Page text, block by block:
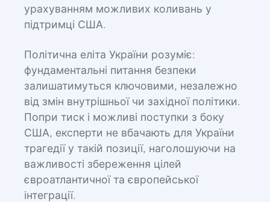
урахуванням можливих коливань у
підтримці США.
Політична еліта України розуміє:
фундаментальні питання безпеки
залишатимуться ключовими, незалежно
від змін внутрішньої чи західної політики.
Попри тиск і можливі поступки з боку
США, експерти не вбачають для України
трагедії у такій позиції, наголошуючи на
важливості збереження цілей
євроатлантичної та європейської
інтеграції.